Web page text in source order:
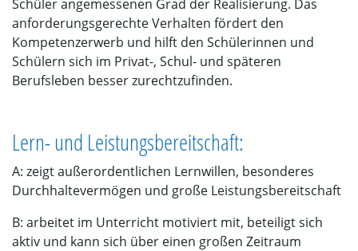
Schüler angemessenen Grad der Realisierung. Das
anforderungsgerechte Verhalten fördert den
Kompetenzerwerb und hilft den Schülerinnen und
Schülern sich im Privat-, Schul- und späteren
Berufsleben besser zurechtzufinden.
Lern- und Leistungsbereitschaft:
A: zeigt außerordentlichen Lernwillen, besonderes
Durchhaltevermögen und große Leistungsbereitschaft
B: arbeitet im Unterricht motiviert mit, beteiligt sich
aktiv und kann sich über einen großen Zeitraum